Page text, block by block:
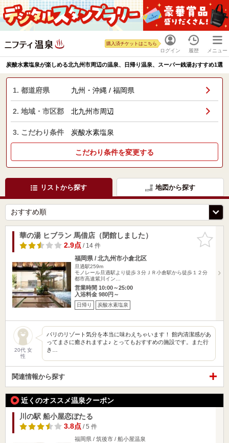
ログイン
購入済チケットはこちら
履歴 メニュー
炭酸水素塩泉が楽しめる北九州市周辺の温泉、日帰り温泉、スーパー銭湯おすすめ1選
1. 都道府県 九州・沖縄 / 福岡県
2. 地域・市区郡 北九州市周辺
3. こだわり条件 炭酸水素塩泉
こだわり条件を変更する
リストから探す 地図から探す
お気に入
りに追加
華の湯 ヒブラン 馬借店（閉館しました）
2.9点/ 14 件
福岡県 / 北九州市小倉北区
旦過駅259m
モノレール旦過駅より徒歩３分ＪＲ小倉駅から徒歩１２分
都市高速紫川イン…
営業時間 10:00～25:00
入浴料金 980円～
日帰り 炭酸水素塩泉
20代 女
性
バリのリゾート気分を本当に味わえちゃいます！ 館内清潔感があ
ってまさに癒されますよ♪ とってもおすすめの施設です。また行
き…
関連情報から探す
近くのオススメ温泉クーポン
川の駅 船小屋恋ぼたる
3.8点/ 5 件
福岡県 / 筑後市 / 船小屋温泉